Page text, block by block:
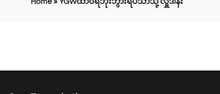
Home»YGWထာဝရဘိုးဘွားရိပ်သာသို့ လှူဒါန်း